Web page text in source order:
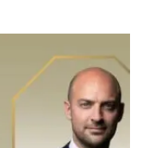
هاتفى
بين
وزير
الخارجية
ونظيره
الفرنسى